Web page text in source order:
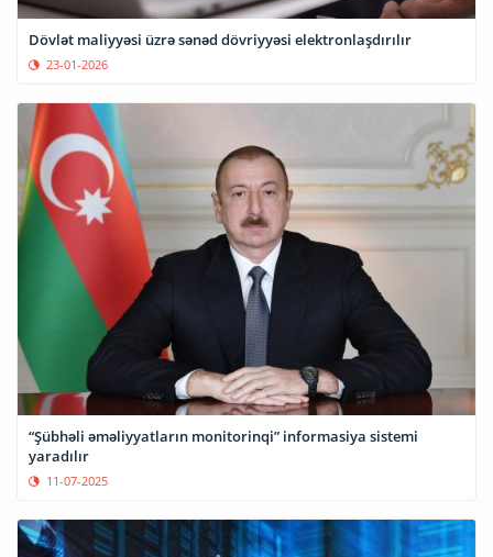
Dövlət maliyyəsi üzrə sənəd dövriyyəsi elektronlaşdırılır
23-01-2026
“Şübhəli əməliyyatların monitorinqi” informasiya sistemi
yaradılır
11-07-2025